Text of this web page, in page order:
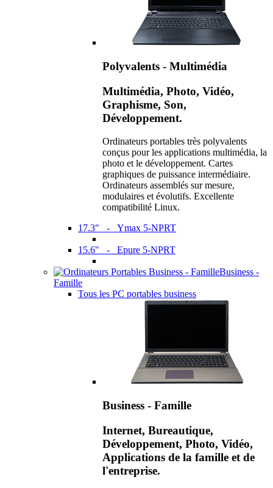
Polyvalents - Multimédia
Multimédia, Photo, Vidéo,
Graphisme, Son,
Développement.
Ordinateurs portables très polyvalents
conçus pour les applications multimédia, la
photo et le développement. Cartes
graphiques de puissance intermédiaire.
Ordinateurs assemblés sur mesure,
modulaires et évolutifs. Excellente
compatibilité Linux.
17.3" - Ymax 5-NPRT
15.6" - Epure 5-NPRT
Business -
Famille
Tous les PC portables business
Business - Famille
Internet, Bureautique,
Développement, Photo, Vidéo,
Applications de la famille et de
l'entreprise.